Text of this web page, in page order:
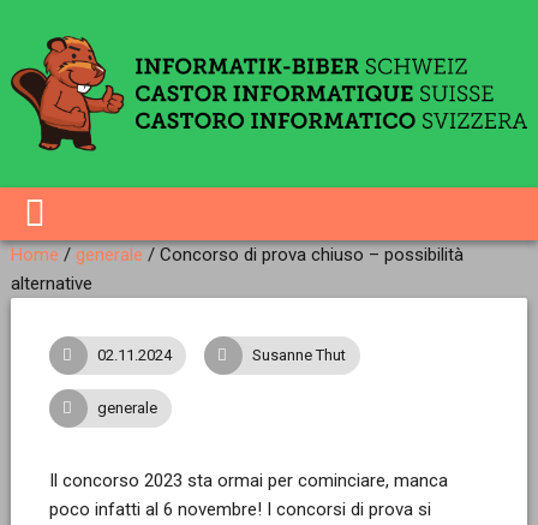
Home / generale / Concorso di prova chiuso – possibilità
alternative
02.11.2024 Susanne Thut
generale
Il concorso 2023 sta ormai per cominciare, manca
poco infatti al 6 novembre! I concorsi di prova si